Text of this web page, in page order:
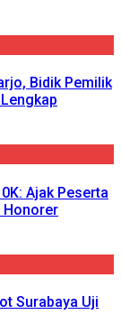
Bidik Pemilik
Ajak Peserta
Honorer
Surabaya Uji